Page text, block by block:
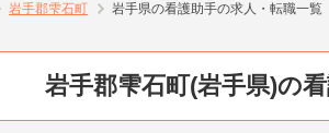
岩手郡雫石町 岩手県の看護助手の求人・転職一覧
岩手郡雫石町(岩手県)の